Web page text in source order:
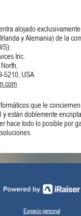
alojado
y Alemania) de la
Inc.
5210, USA
que le
están doblemente
hace todo lo posible por
Espacio personal